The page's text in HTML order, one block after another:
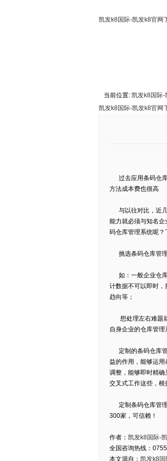
凯发k8国际-凯发k8官网
当前位置: 凯发k8国际-
凯发k8国际-凯发k8官网
过去应用条码仓库
方法成本费也很高
与以往对比，近几
能力就必须与知名
码仓库管理系统呢？
挑选条码仓库管理
如：一般企业仓库
计数据不可以即时
趋向等；
想处理左右难题就
自身企业的仓库管理
定制的条码仓库管
益的作用，能够运
调整，能够即时精确
交叉式工作这些，根
定制条码仓库管理
300家，可信赖！
作者： 凯发k8国际-
全国咨询热线：
本文源自： 凯发k8国